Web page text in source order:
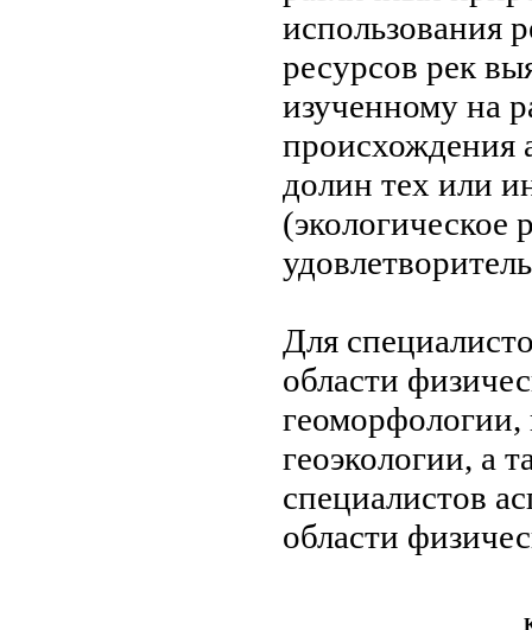
использования
ресурсов рек
изученному на
происхождения
долин тех или
(экологическое
Для
области
геоэкологии, а
специалистов
области